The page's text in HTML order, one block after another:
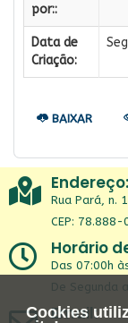
Cookies
por::
Data de
Criação:
BAIXAR
Endereço:
Rua Pará, n.
CEP:
Horário
Das 07:00h
De Segunda
Email: